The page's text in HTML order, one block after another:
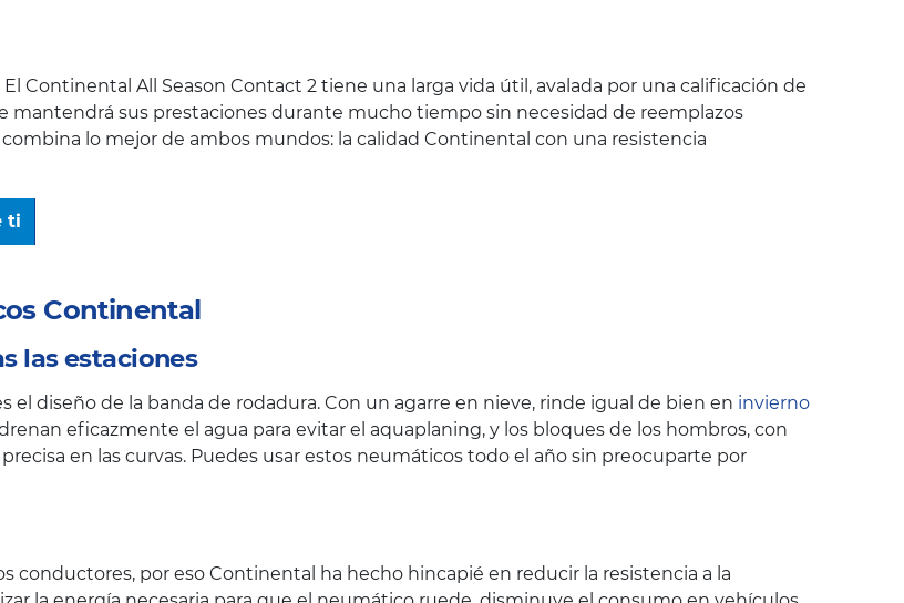
Continental All Season Contact 2 tiene una larga vida útil, avalada por una calificación de
mantendrá sus prestaciones durante mucho tiempo sin necesidad de reemplazos
lo mejor de ambos mundos: la calidad Continental con una resistencia
ti
Continental
las estaciones
el diseño de la banda de rodadura. Con un agarre en nieve, rinde igual de bien en invierno
eficazmente el agua para evitar el aquaplaning, y los bloques de los hombros, con
en las curvas. Puedes usar estos neumáticos todo el año sin preocuparte por
conductores, por eso Continental ha hecho hincapié en reducir la resistencia a la